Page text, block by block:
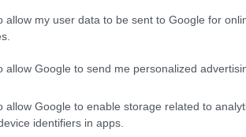
allow my user data to be sent to Google for
allow Google to send me personalized
allow Google to enable storage related to
identifiers in apps.